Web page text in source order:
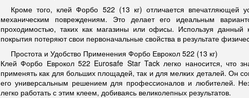
Кроме того, клей Форбо 522 (13 кг) отличается впечатляющей
механическим повреждениям. Это делает его идеальным
проходимостью, таких как магазины или офисы. Используя
покрытия потеряют свои первоначальные свойства в результате
Простота и Удобство Применения Форбо Еврокол 522 (13 кг)
Клей Форбо Еврокол 522 Eurosafe Star Tack легко наносится, что
применять как для больших площадей, так и для мелких деталей. Он
его универсальным решением для профессионалов и любителей.
легко работать с этим клеем, добиваясь великолепных результатов.